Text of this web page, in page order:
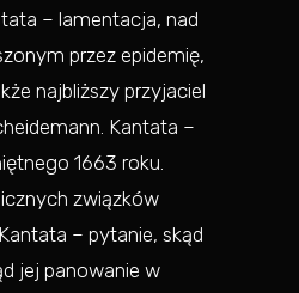
– lamentacja, nad
przez epidemię,
najbliższy przyjaciel
Kantata –
1663 roku.
związków
– pytanie, skąd
jej panowanie w